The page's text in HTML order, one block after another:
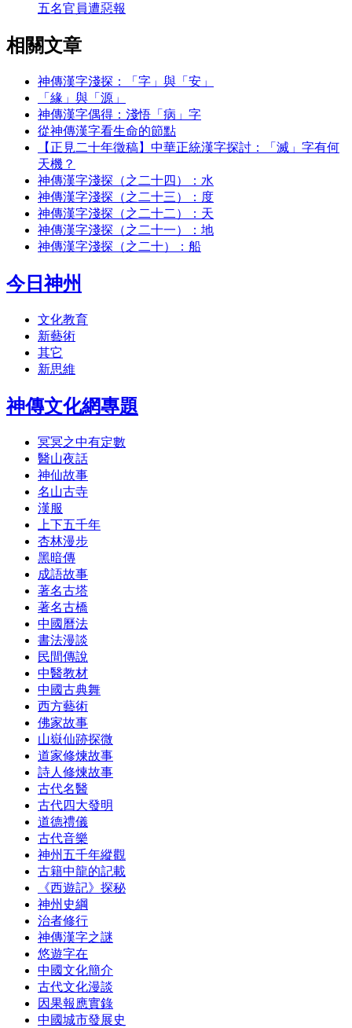
五名官員遭惡報
相關文章
神傳漢字淺探：「字」與「安」
「緣」與「源」
神傳漢字偶得：淺悟「病」字
從神傳漢字看生命的節點
【正見二十年徵稿】中華正統漢字探討：「滅」字有何
天機？
神傳漢字淺探（之二十四）：水
神傳漢字淺探（之二十三）：度
神傳漢字淺探（之二十二）：天
神傳漢字淺探（之二十一）：地
神傳漢字淺探（之二十）：船
今日神州
文化教育
新藝術
其它
新思維
神傳文化網專題
冥冥之中有定數
醫山夜話
神仙故事
名山古寺
漢服
上下五千年
杏林漫步
黑暗傳
成語故事
著名古塔
著名古橋
中國曆法
書法漫談
民間傳說
中醫教材
中國古典舞
西方藝術
佛家故事
山嶽仙跡探微
道家修煉故事
詩人修煉故事
古代名醫
古代四大發明
道德禮儀
古代音樂
神州五千年縱觀
古籍中龍的記載
《西遊記》探秘
神州史綱
治者修行
神傳漢字之謎
悠遊字在
中國文化簡介
古代文化漫談
因果報應實錄
中國城市發展史